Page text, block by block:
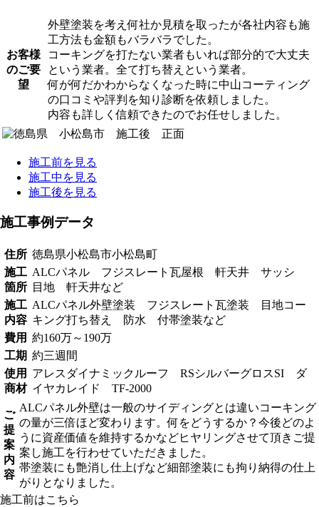
お客様
のご要
望
外壁塗装を考え何社か見積を取ったが各社内容も施
工方法も金額もバラバラでした。
コーキングを打たない業者もいれば部分的で大丈夫
という業者。全て打ち替えという業者。
何が何だかわからなくなった時に中山コーティング
の口コミや評判を知り診断を依頼しました。
内容も詳しく信頼できたのでお任せしました。
施工前を見る
施工中を見る
施工後を見る
施工事例データ
住所 徳島県小松島市小松島町
施工
箇所
ALCパネル フジスレート瓦屋根 軒天井 サッシ
目地 軒天井など
施工
内容
ALCパネル外壁塗装 フジスレート瓦塗装 目地コー
キング打ち替え 防水 付帯塗装など
費用 約160万～190万
工期 約三週間
使用
商材
アレスダイナミックルーフ RSシルバーグロスSI ダ
イヤカレイド TF-2000
ご
提
案
内
容
ALCパネル外壁は一般のサイディングとは違いコーキング
の量が三倍ほど変わります。何をどうするか？今後どのよ
うに資産価値を維持するかなどヒヤリングさせて頂きご提
案し施工を行わせていただきました。
帯塗装にも艶消し仕上げなど細部塗装にも拘り納得の仕上
がりとなりました。
施工前はこちら